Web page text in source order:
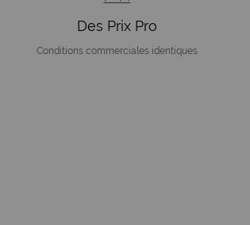
Des Prix Pro
Conditions commerciales identiques